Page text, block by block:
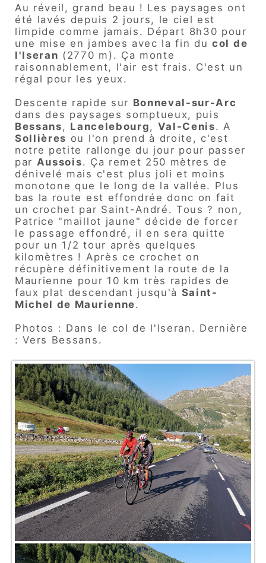
Au réveil, grand beau ! Les paysages ont
été lavés depuis 2 jours, le ciel est
limpide comme jamais. Départ 8h30 pour
une mise en jambes avec la fin ducol de
l'Iseran (2770 m). Ça monte
raisonnablement, l'air est frais. C'est un
régal pour les yeux.
Descente rapide sur Bonneval-sur-Arc
dans des paysages somptueux, puis
Bessans, Lancelebourg, Val-Cenis. A
Sollières ou l'on prend à droite, c'est
notre petite rallonge du jour pour passer
par Aussois. Ça remet 250 mètres de
dénivelé mais c'est plus joli et moins
monotone que le long de la vallée. Plus
bas la route est effondrée donc on fait
un crochet par Saint-André. Tous ? non,
Patrice "maillot jaune" décide de forcer
le passage effondré, il en sera quitte
pour un 1/2 tour après quelques
kilomètres ! Après ce crochet on
récupère définitivement la route de la
Maurienne pour 10 km très rapides de
faux plat descendant jusqu'à Saint-
Michel de Maurienne.
Photos : Dans le col de l'Iseran. Dernière
: Vers Bessans.